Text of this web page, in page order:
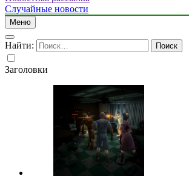
Случайные новости
Меню
Найти:
Заголовки